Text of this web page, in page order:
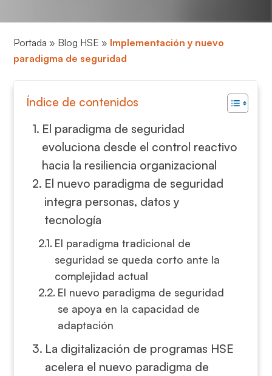
Portada » Blog HSE » Implementación y nuevo
paradigma de seguridad
Índice de contenidos
El paradigma de seguridad
evoluciona desde el control reactivo
hacia la resiliencia organizacional
El nuevo paradigma de seguridad
integra personas, datos y
tecnología
El paradigma tradicional de
seguridad se queda corto ante la
complejidad actual
El nuevo paradigma de seguridad
se apoya en la capacidad de
adaptación
La digitalización de programas HSE
acelera el nuevo paradigma de